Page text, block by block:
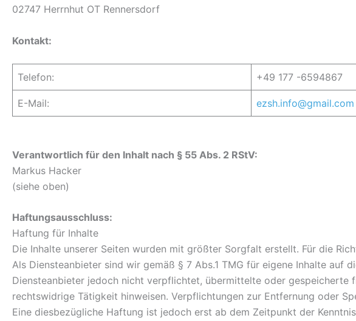
02747 Herrnhut OT Rennersdorf
Kontakt:
Telefon: +49 177 -6594867
E-Mail: ezsh.info@gmail.com
Verantwortlich für den Inhalt nach § 55 Abs. 2 RStV:
Markus Hacker
(siehe oben)
Haftungsausschluss:
Haftung für Inhalte
Die Inhalte unserer Seiten wurden mit größter Sorgfalt erstellt. Für die
Als Diensteanbieter sind wir gemäß § 7 Abs.1 TMG für eigene Inhalte auf
Diensteanbieter jedoch nicht verpflichtet, übermittelte oder gespeicherte
rechtswidrige Tätigkeit hinweisen. Verpflichtungen zur Entfernung oder
Eine diesbezügliche Haftung ist jedoch erst ab dem Zeitpunkt der